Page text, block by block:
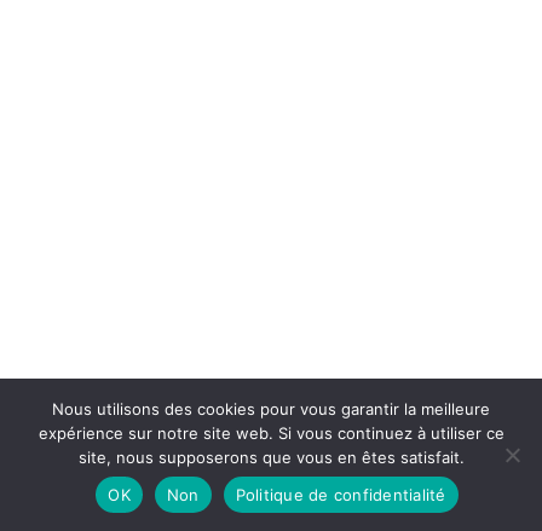
Neve| Propulsé parWordPress
Nous utilisons des cookies pour vous garantir la meilleure
expérience sur notre site web. Si vous continuez à utiliser ce
site, nous supposerons que vous en êtes satisfait.
OK
Non Politique de confidentialité